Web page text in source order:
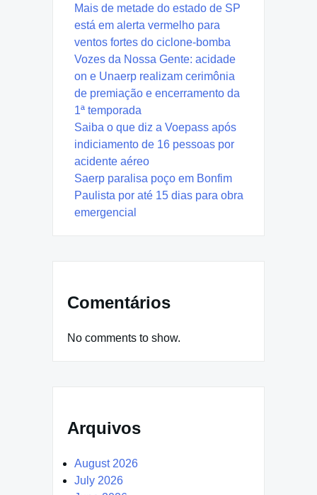
Mais de metade do estado de SP
está em alerta vermelho para
ventos fortes do ciclone-bomba
Vozes da Nossa Gente: acidade
on e Unaerp realizam cerimônia
de premiação e encerramento da
1ª temporada
Saiba o que diz a Voepass após
indiciamento de 16 pessoas por
acidente aéreo
Saerp paralisa poço em Bonfim
Paulista por até 15 dias para obra
emergencial
Comentários
No comments to show.
Arquivos
August 2026
July 2026